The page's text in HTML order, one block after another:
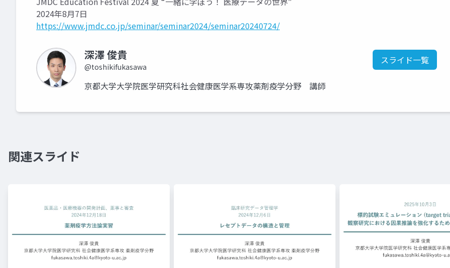
2024年8月7日
https://www.jmdc.co.jp/seminar/seminar2024/seminar20240724/
深澤 俊貴
@toshikifukasawa
スライド一覧
京都大学大学院医学研究科社会健康医学系専攻薬剤疫学分野 講師
関連スライド